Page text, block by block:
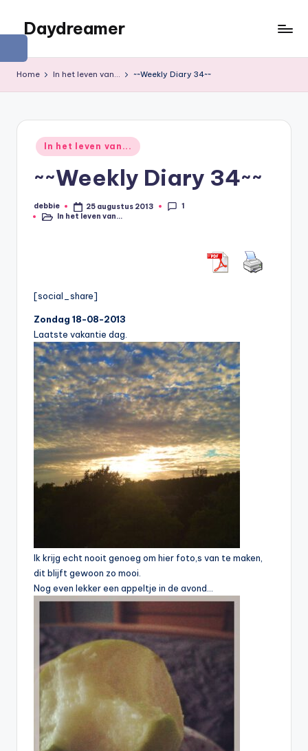
de
inhoud
Daydreamer
persoonlijke
lifestyle
Home In het leven van... ~~Weekly Diary 34~~
Geplaatst
in
In het leven van...
~~Weekly Diary 34~~
Geplaatst
door
debbie 25 augustus 2013
1
GeplaatstIn het leven van...
[social_share]
Zondag 18-08-2013
Laatste vakantie dag.
Ik krijg echt nooit genoeg om hier foto,s van te maken,
dit blijft gewoon zo mooi.
Nog even lekker een appeltje in de avond…